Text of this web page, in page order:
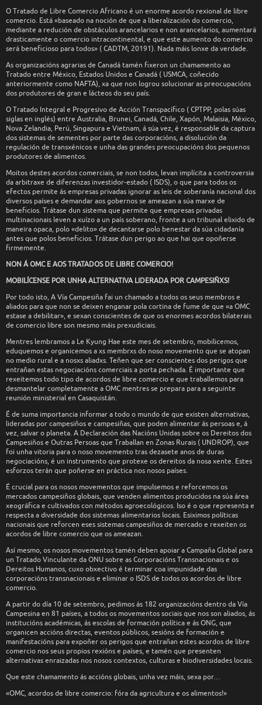
O Tratado de Libre Comercio Africano é un enorme acordo rexional de libre
comercio. Está «baseado na noción de que a liberalización do comercio,
mediante a redución de obstáculos arancelarios e non arancelarios, aumentará
drasticamente o comercio intracontinental, e que este aumento do comercio
será beneficioso para todos» ( CADTM, 20191). Nada máis lonxe da verdade.
As organizacións agrarias de Canadá tamén fixeron un chamamento ao
Tratado entre México, Estados Unidos e Canadá ( USMCA, coñecido
anteriormente como NAFTA), xa que non logrou solucionar as preocupacións
dos produtores de gran e lácteos do seu país.
O Tratado Integral e Progresivo de Acción Transpacífico ( CPTPP, polas súas
siglas en inglés) entre Australia, Brunei, Canadá, Chile, Xapón, Malaisia, México,
Nova Zelandia, Perú, Singapura e Vietnam, á súa vez, é responsable da captura
dos sistemas de sementes por parte das corporacións, a disolución da
regulación de transxénicos e unha das grandes preocupacións dos pequenos
produtores de alimentos.
Moitos destes acordos comerciais, se non todos, levan implícita a controversia
da arbitraxe de diferenzas investidor-estado ( ISDS), o que para todos os
efectos permite ás empresas privadas ignorar as leis de soberanía nacional dos
diversos países e demandar aos gobernos se ameazan a súa marxe de
beneficios. Trátase dun sistema que permite que empresas privadas
multinacionais leven a xuízo a un país soberano, fronte a un tribunal elixido de
maneira opaca, polo «delito» de decantarse polo benestar da súa cidadanía
antes que polos beneficios. Trátase dun perigo ao que hai que opoñerse
firmemente.
NON Á OMC E AOS TRATADOS DE LIBRE COMERCIO!
MOBILÍCENSE POR UNHA ALTERNATIVA LIDERADA POR CAMPESIÑXS!
Por todo isto, A Vía Campesiña fai un chamado a todos os seus membros e
aliados para que non se deixen enganar pola cortina de fume de que «a OMC
estase a debilitar», e sexan conscientes de que os enormes acordos bilaterais
de comercio libre son mesmo máis prexudiciais.
Mentres lembramos a Le Kyung Hae este mes de setembro, mobilicemos,
eduquemos e organicemos a xs membrxs do noso movemento que se atopan
no medio rural e a nosxs aliadxs. Teñen que ser conscientes dos perigos que
entrañan estas negociacións comerciais a porta pechada. É importante que
rexeitemos todo tipo de acordos de libre comercio e que traballemos para
desmantelar completamente a OMC mentres se prepara para a seguinte
reunión ministerial en Casaquistán.
É de suma importancia informar a todo o mundo de que existen alternativas,
lideradas por campesiños e campesiñas, que poden alimentar ás persoas e, á
vez, salvar o planeta. A Declaración das Nacións Unidas sobre os Dereitos dos
Campesiños e Outras Persoas que Traballan en Zonas Rurais ( UNDROP), que
foi unha vitoria para o noso movemento tras dezasete anos de duras
negociacións, é un instrumento que protexe os dereitos da nosa xente. Estes
esforzos terán que poñerse en práctica nos nosos países.
É crucial para os nosos movementos que impulsemos e reforcemos os
mercados campesiños globais, que venden alimentos producidos na súa área
xeográfica e cultivados con métodos agroecológicos. Iso é o que representa e
respecta a diversidade dos sistemas alimentarios locais. Esiximos políticas
nacionais que reforcen eses sistemas campesiños de mercado e rexeiten os
acordos de libre comercio que os ameazan.
Así mesmo, os nosos movementos tamén deben apoiar a Campaña Global para
un Tratado Vinculante da ONU sobre as Corporacións Transnacionais e os
Dereitos Humanos, cuxo obxectivo é terminar coa impunidade das
corporacións transnacionais e eliminar o ISDS de todos os acordos de libre
comercio.
A partir do día 10 de setembro, pedimos ás 182 organizacións dentro da Vía
Campesina en 81 países, a todos os movementos sociais que nos son aliados, ás
institucións académicas, ás escolas de formación política e ás ONG, que
organicen accións directas, eventos públicos, sesións de formación e
manifestacións para expoñer os perigos que entrañan estes acordos de libre
comercio nos seus propios rexións e países, e tamén que presenten
alternativas enraizadas nos nosos contextos, culturas e biodiversidades locais.
Que este chamamento ás accións globais, unha vez máis, sexa por…
«OMC, acordos de libre comercio: fóra da agricultura e os alimentos!»